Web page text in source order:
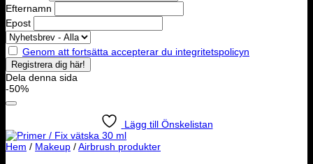
Efternamn
Epost
Genom att fortsätta accepterar du integritetspolicyn
Dela denna sida
-50%
Lägg till Önskelistan
Hem / Makeup /Airbrush produkter